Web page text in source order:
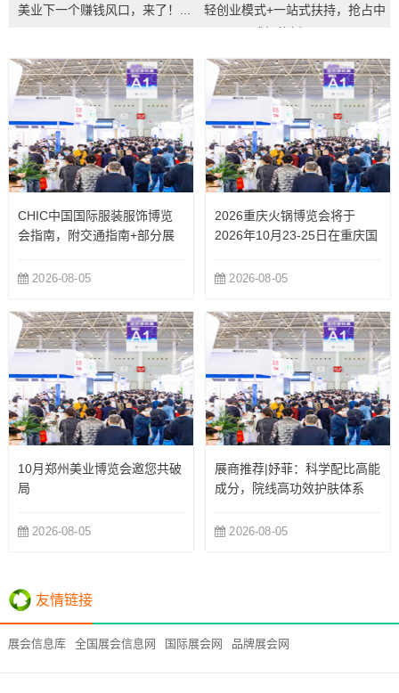
美业下一个赚钱风口，来了！...
轻创业模式+一站式扶持，抢占中
CHIC中国国际服装服饰博览
会指南，附交通指南+部分展
2026-08-05
2026重庆火锅博览会将于
2026年10月23-25日在重庆国
2026-08-05
10月郑州美业博览会邀您共破
局
2026-08-05
展商推荐|妤菲：科学配比高能
成分，院线高功效护肤体系
2026-08-05
友情链接
展会信息库 全国展会信息网 国际展会网 品牌展会网